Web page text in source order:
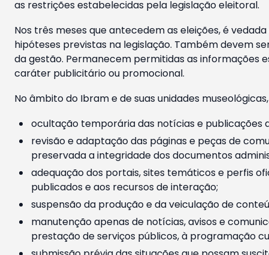
as restrições estabelecidas pela legislação eleitoral.
Nos três meses que antecedem as eleições, é
hipóteses previstas na legislação. Também devem
da gestão. Permanecem permitidas as informações
caráter publicitário ou promocional.
No âmbito do Ibram e de suas unidades
ocultação temporária das notícias e publicações
revisão e adaptação das páginas e peças de
preservada a integridade dos documentos
adequação dos portais, sites temáticos e perfis
publicados e aos recursos de interação;
suspensão da produção e da veiculação de
manutenção apenas de notícias, avisos e
prestação de serviços públicos, à programação